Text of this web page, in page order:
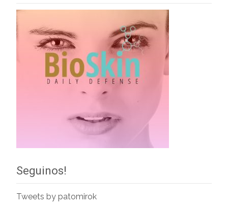
Seguinos!
Tweets by patomirok